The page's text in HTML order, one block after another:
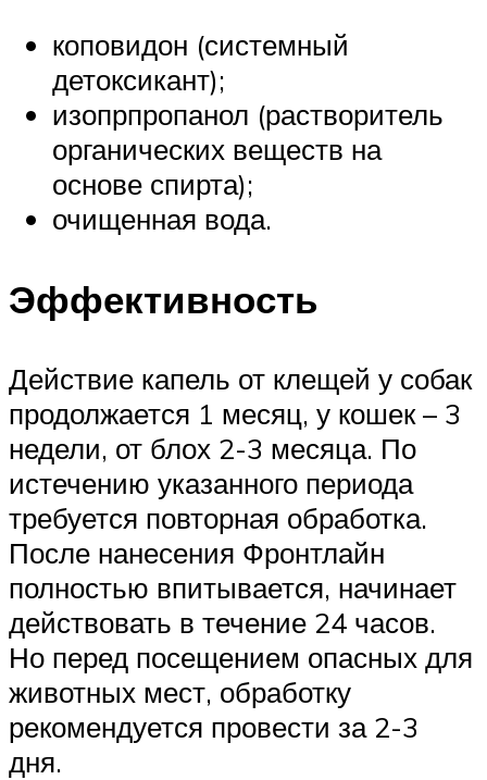
коповидон (системный
детоксикант);
изопрпропанол (растворитель
органических веществ на
основе спирта);
очищенная вода.
Эффективность
Действие капель от клещей у собак
продолжается 1 месяц, у кошек – 3
недели, от блох 2-3 месяца. По
истечению указанного периода
требуется повторная обработка.
После нанесения Фронтлайн
полностью впитывается, начинает
действовать в течение 24 часов.
Но перед посещением опасных для
животных мест, обработку
рекомендуется провести за 2-3
дня.